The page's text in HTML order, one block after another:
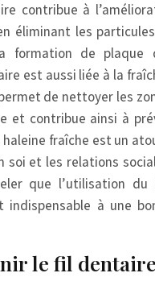
contribue à
éliminant les
formation de plaque
est aussi liée à la
de nettoyer les
et contribue ainsi à
haleine fraîche est un
soi et les relations
que l’utilisation
indispensable à une
le fil